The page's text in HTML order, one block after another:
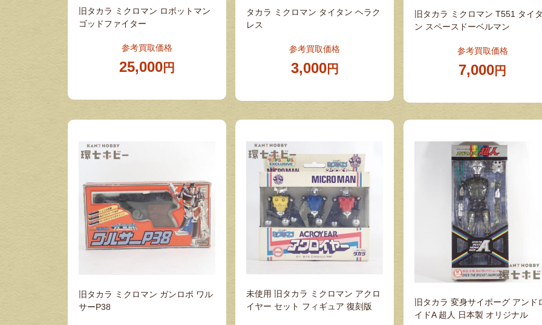
旧タカラ ミクロマン ロボットマン
ゴッドファイター
参考買取価格
25,000円
タカラ ミクロマン タイタン ヘラク
レス
参考買取価格
3,000円
旧タカラ ミクロマン T551 タイ
ン スペースドーベルマン
参考買取価格
7,000円
旧タカラ ミクロマン ガンロボ ワル
サーP38
未使用 旧タカラ ミクロマン アクロ
イヤー セット フィギュア 復刻版
旧タカラ 変身サイボーグ アンド
イドA 超人 日本製 オリジナル